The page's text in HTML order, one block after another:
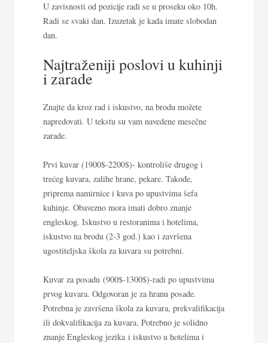
U zavisnosti od pozicije radi se u proseku oko 10h.
Radi se svaki dan. Izuzetak je kada imate slobodan
dan.
Najtraženiji poslovi u kuhinji
i zarade
Znajte da kroz rad i iskustvo, na brodu možete
napredovati. U tekstu su vam navedene mesečne
zarade.
Prvi kuvar (1900$-2200$)- kontroliše drugog i
trećeg kuvara, zalihe hrane, pekare. Takođe,
priprema namirnice i kuva po upustvima šefa
kuhinje. Obavezno mora imati dobro znanje
engleskog. Iskustvo u restoranima i hotelima,
iskustvo na brodu (2-3 god.) kao i završena
ugostiteljska škola za kuvara su potrebni.
Kuvar za posadu (900$-1300$)-radi po upustvima
prvog kuvara. Odgovoran je za hranu posade.
Potrebna je završena škola za kuvara, prekvalifikacija
ili dokvalifikacija za kuvara. Potrebno je solidno
znanje Engleskog jezika i iskustvo u hotelima i